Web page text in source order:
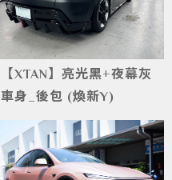
【XTAN】亮光黑+夜幕灰
車身_後包 (煥新Y)